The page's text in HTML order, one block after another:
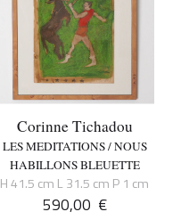
Corinne Tichadou
LES MEDITATIONS / NOUS
HABILLONS BLEUETTE
H 41.5 cm L 31.5 cm P 1 cm
590,00 €